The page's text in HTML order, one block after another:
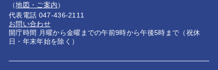
（地図・ご案内）
代表電話 047-436-2111
お問い合わせ
開庁時間 月曜から金曜までの午前9時から午後5時まで（祝休
日・年末年始を除く）